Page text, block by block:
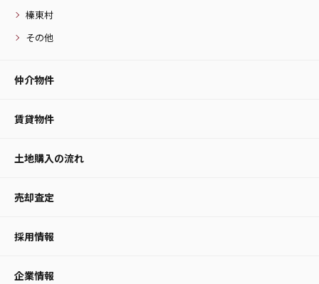
榛東村
その他
仲介物件
賃貸物件
土地購入の流れ
売却査定
採用情報
企業情報